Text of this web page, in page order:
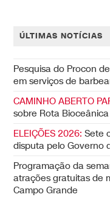
ÚLTIMAS NOTÍCIAS
Pesquisa do Procon
em serviços de
CAMINHO ABERTO
sobre Rota
ELEIÇÕES 2026: Sete
disputa pelo Governo
Programação da
atrações gratuitas de
Campo Grande